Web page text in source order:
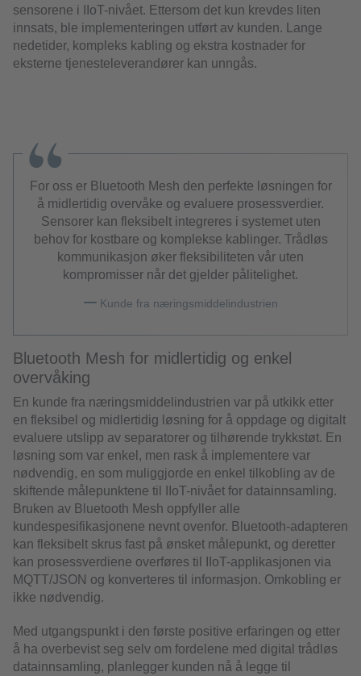
sensorene i IIoT-nivået. Ettersom det kun krevdes liten
innsats, ble implementeringen utført av kunden. Lange
nedetider, kompleks kabling og ekstra kostnader for
eksterne tjenesteleverandører kan unngås.
For oss er Bluetooth Mesh den perfekte løsningen for
å midlertidig overvåke og evaluere prosessverdier.
Sensorer kan fleksibelt integreres i systemet uten
behov for kostbare og komplekse kablinger. Trådløs
kommunikasjon øker fleksibiliteten vår uten
kompromisser når det gjelder pålitelighet.
Kunde fra næringsmiddelindustrien
Bluetooth Mesh for midlertidig og enkel
overvåking
En kunde fra næringsmiddelindustrien var på utkikk etter
en fleksibel og midlertidig løsning for å oppdage og digitalt
evaluere utslipp av separatorer og tilhørende trykkstøt. En
løsning som var enkel, men rask å implementere var
nødvendig, en som muliggjorde en enkel tilkobling av de
skiftende målepunktene til IIoT-nivået for datainnsamling.
Bruken av Bluetooth Mesh oppfyller alle
kundespesifikasjonene nevnt ovenfor. Bluetooth-adapteren
kan fleksibelt skrus fast på ønsket målepunkt, og deretter
kan prosessverdiene overføres til IIoT-applikasjonen via
MQTT/JSON og konverteres til informasjon. Omkobling er
ikke nødvendig.
Med utgangspunkt i den første positive erfaringen og etter
å ha overbevist seg selv om fordelene med digital trådløs
datainnsamling, planlegger kunden nå å legge til